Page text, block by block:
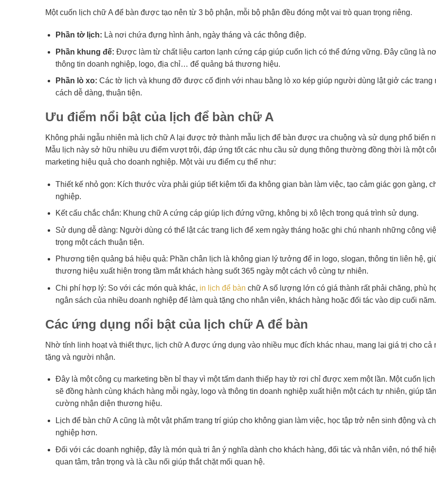
Một cuốn lịch chữ A để bàn được tạo nên từ 3 bộ phận, mỗi bộ phận đều đóng một vai trò quan trọng riêng.
Phần tờ lịch: Là nơi chứa đựng hình ảnh, ngày tháng và các thông điệp.
Phần khung đế: Được làm từ chất liệu carton lạnh cứng cáp giúp cuốn lịch có thể đứng vững. Đây cũng là
thông tin doanh nghiệp, logo, địa chỉ… để quảng bá thương hiệu.
Phần lò xo: Các tờ lịch và khung đỡ được cố định với nhau bằng lò xo kép giúp người dùng lật giở các trang
cách dễ dàng, thuận tiện.
Ưu điểm nổi bật của lịch để bàn chữ A
Không phải ngẫu nhiên mà lịch chữ A lại được trở thành mẫu lịch để bàn được ưa chuộng và sử dụng phổ biến
Mẫu lịch này sở hữu nhiều ưu điểm vượt trội, đáp ứng tốt các nhu cầu sử dụng thông thường đồng thời là một
marketing hiệu quả cho doanh nghiệp. Một vài ưu điểm cụ thể như:
Thiết kế nhỏ gọn: Kích thước vừa phải giúp tiết kiệm tối đa không gian bàn làm việc, tạo cảm giác gọn gàng,
nghiệp.
Kết cấu chắc chắn: Khung chữ A cứng cáp giúp lịch đứng vững, không bị xô lệch trong quá trình sử dụng.
Sử dụng dễ dàng: Người dùng có thể lật các trang lịch để xem ngày tháng hoặc ghi chú nhanh những công
trọng một cách thuận tiện.
Phương tiện quảng bá hiệu quả: Phần chân lịch là không gian lý tưởng để in logo, slogan, thông tin liên hệ,
thương hiệu xuất hiện trong tầm mắt khách hàng suốt 365 ngày một cách vô cùng tự nhiên.
Chi phí hợp lý: So với các món quà khác, in lịch để bàn chữ A số lượng lớn có giá thành rất phải chăng, phù
ngân sách của nhiều doanh nghiệp để làm quà tặng cho nhân viên, khách hàng hoặc đối tác vào dịp cuối năm.
Các ứng dụng nổi bật của lịch chữ A để bàn
Nhờ tính linh hoạt và thiết thực, lịch chữ A được ứng dụng vào nhiều mục đích khác nhau, mang lại giá trị cho cả
tặng và người nhận.
Đây là một công cụ marketing bền bỉ thay vì một tấm danh thiếp hay tờ rơi chỉ được xem một lần. Một cuốn
sẽ đồng hành cùng khách hàng mỗi ngày, logo và thông tin doanh nghiệp xuất hiện một cách tự nhiên, giúp
cường nhận diện thương hiệu.
Lịch để bàn chữ A cũng là một vật phẩm trang trí giúp cho không gian làm việc, học tập trở nên sinh động và
nghiệp hơn.
Đối với các doanh nghiệp, đây là món quà tri ân ý nghĩa dành cho khách hàng, đối tác và nhân viên, nó thể
quan tâm, trân trọng và là cầu nối giúp thắt chặt mối quan hệ.